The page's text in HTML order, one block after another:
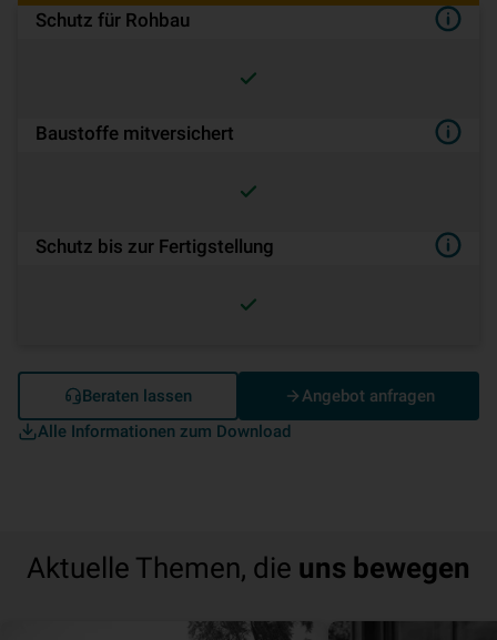
Schutz für Rohbau
Baustoffe mitversichert
Schutz bis zur Fertigstellung
Alle Informationen zum Download
Beraten lassen Angebot anfragen
Aktuelle Themen, die uns bewegen